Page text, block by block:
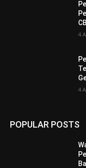
4
4
POPULAR POSTS